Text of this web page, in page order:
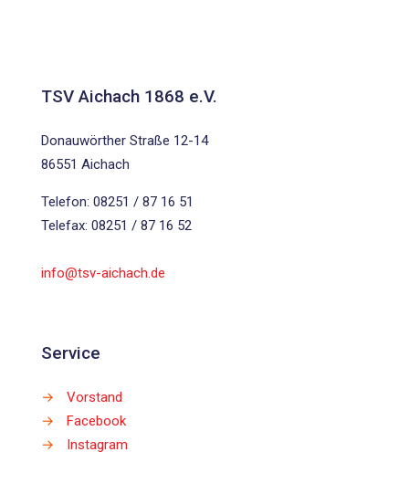
TSV Aichach 1868 e.V.
Donauwörther Straße 12-14
86551 Aichach
Telefon: 08251 / 87 16 51
Telefax: 08251 / 87 16 52
info@tsv-aichach.de
Service
→
Vorstand
→
Facebook
→
Instagram